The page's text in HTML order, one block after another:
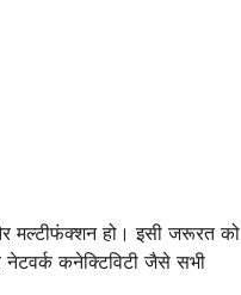
मल्टीफंक्शन हो। इसी जरूरत को
कनेक्टिविटी जैसे सभी